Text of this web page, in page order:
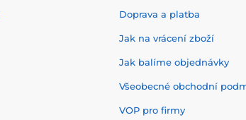
Doprava a platba
Jak na vrácení zboží
Jak balíme objednávky
Všeobecné obchodní
VOP pro firmy